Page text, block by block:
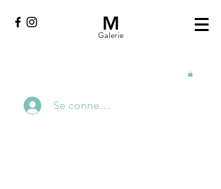
M
Galerie
Se connecter